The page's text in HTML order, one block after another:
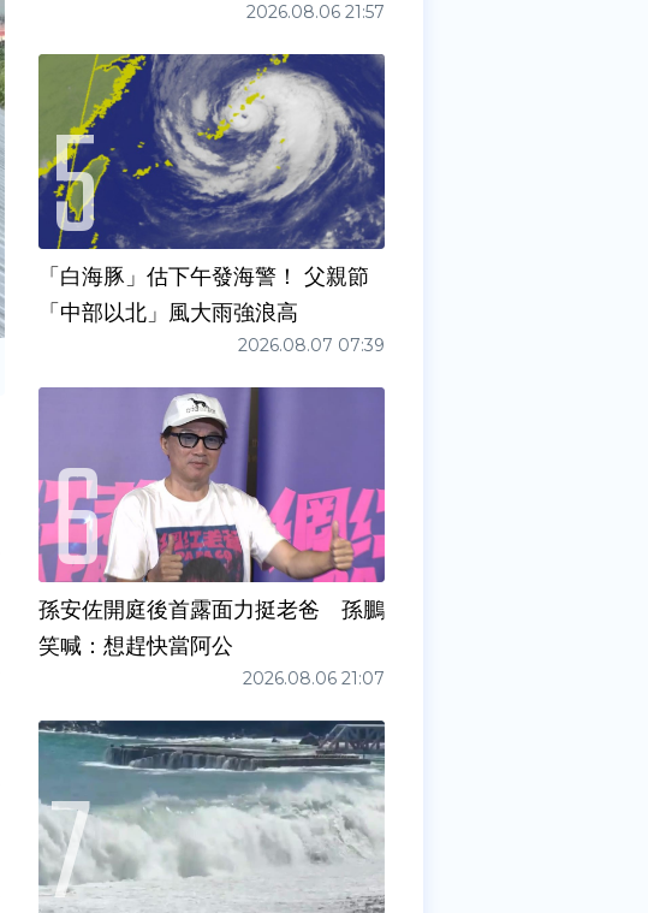
2026.08.06 21:57
「白海豚」估下午發海警！ 父親節
「中部以北」風大雨強浪高
2026.08.07 07:39
孫安佐開庭後首露面力挺老爸 孫鵬
笑喊：想趕快當阿公
2026.08.06 21:07